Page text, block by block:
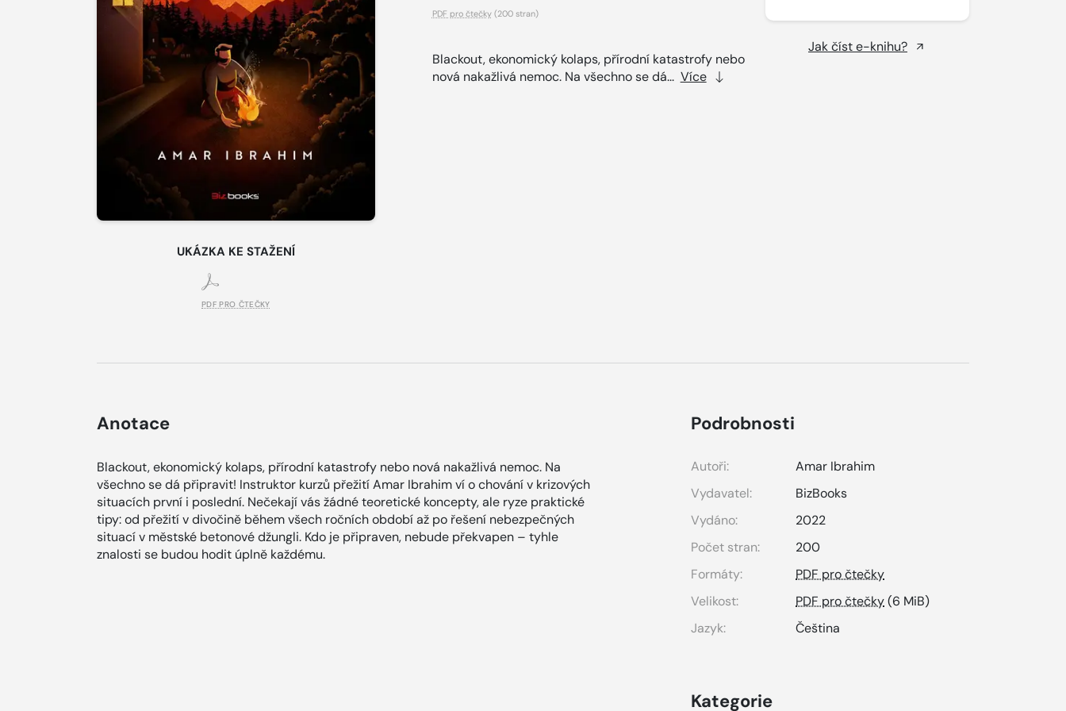
UKÁZKA KE STAŽENÍ
PDF PRO ČTEČKY
PDF pro čtečky(200 stran)
Blackout, ekonomický kolaps, přírodní katastrofy nebo
nová nakažlivá nemoc. Na všechno se dá... Více
Jak číst e-knihu?
Anotace
Blackout, ekonomický kolaps, přírodní katastrofy nebo nová nakažlivá nemoc. Na
všechno se dá připravit! Instruktor kurzů přežití Amar Ibrahim ví o chování v krizových
situacích první i poslední. Nečekají vás žádné teoretické koncepty, ale ryze praktické
tipy: od přežití v divočině během všech ročních období až po řešení nebezpečných
situací v městské betonové džungli. Kdo je připraven, nebude překvapen – tyhle
znalosti se budou hodit úplně každému.
Podrobnosti
Autoři:
Amar Ibrahim
Vydavatel:
BizBooks
Vydáno:
2022
Počet stran:
200
Formáty:
PDF pro čtečky
Velikost:
PDF pro čtečky(6 MiB)
Jazyk:
Čeština
Kategorie